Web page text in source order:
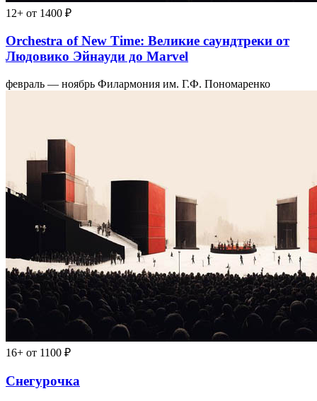
12+ от 1400 ₽
Orchestra of New Time: Великие саундтреки от
Людовико Эйнауди до Marvel
февраль — ноябрь Филармония им. Г.Ф. Пономаренко
16+ от 1100 ₽
Снегурочка